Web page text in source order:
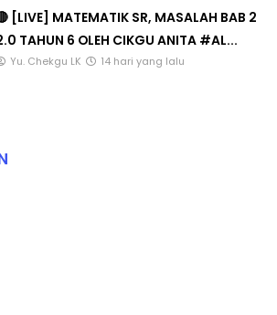
[LIVE] MATEMATIK SR, MASALAH BAB 2
TAHUN 6 OLEH CIKGU ANITA #AL...
Yu. Chekgu LK 14 hari yang lalu